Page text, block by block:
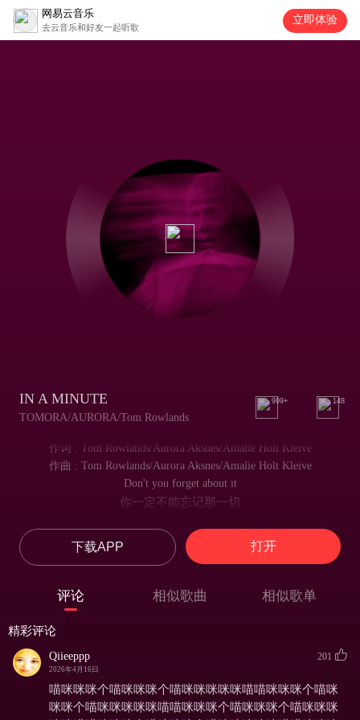
网易云音乐
去云音乐和好友一起听歌
立即体验
IN A MINUTE
TOMORA/AURORA/Tom Rowlands
999+ 148
作词 : Tom Rowlands/Aurora Aksnes/Amalie Holt Kleive
作曲 : Tom Rowlands/Aurora Aksnes/Amalie Holt Kleive
Don't you forget about it
你一定不能忘记那一切
你一定不能忘记那一切
Don't you forget about it
你一定不能忘记那一切
你一定不能忘记那一切
Don't you forget about it
你一定不能忘记那一切
下载APP 打开
评论 相似歌曲 相似歌单
精彩评论
Qiieeppp
2026年4月16日
201
喵咪咪咪个喵咪咪咪个喵咪咪咪咪咪喵喵咪咪咪个喵咪
咪咪个喵咪咪咪咪咪喵喵咪咪咪个喵咪咪咪个喵咪咪咪